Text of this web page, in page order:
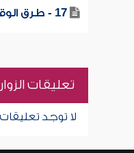
17 - طرق الوقاية من القلق والوساوس
تعليقات الزوار
لا توجد